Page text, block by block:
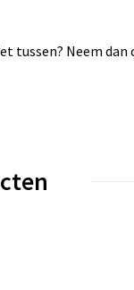
tussen? Neem